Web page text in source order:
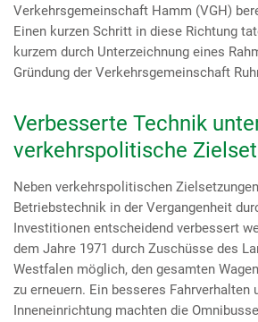
Verkehrsgemeinschaft Hamm (VGH)
Einen kurzen Schritt in diese Richtung
kurzem durch Unterzeichnung eines
Gründung der Verkehrsgemeinschaft
Verbesserte Technik
verkehrspolitische
Neben verkehrspolitischen
Betriebstechnik in der Vergangenheit
Investitionen entscheidend verbessert
dem Jahre 1971 durch Zuschüsse des
Westfalen möglich, den gesamten
zu erneuern. Ein besseres Fahrverhalten
Inneneinrichtung machten die